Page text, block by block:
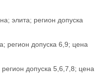
элита; регион допуска
регион допуска 6,9; цена
допуска 5,6,7,8; цена